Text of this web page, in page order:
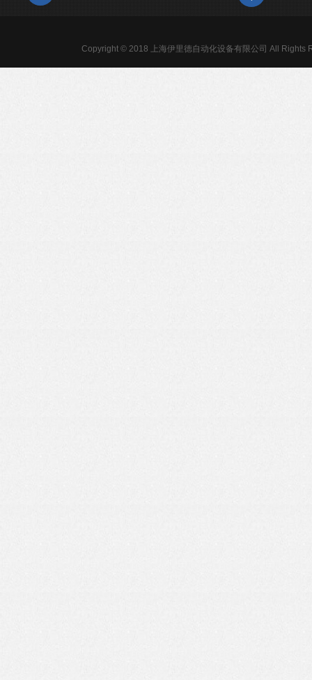
Copyright © 2018 上海伊里德自动化设备有限公司 All Rights